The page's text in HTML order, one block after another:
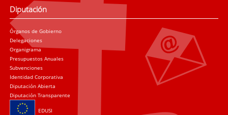
Diputación
Órganos de Gobierno
Delegaciones
Organigrama
Presupuestos Anuales
Subvenciones
Identidad Corporativa
Diputación Abierta
Diputación Transparente
EDUSI